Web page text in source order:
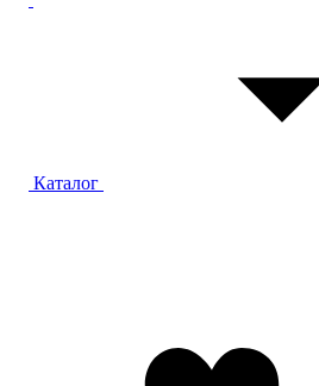
Каталог